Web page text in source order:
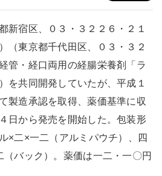
新宿区、０３・３２２６・２１
（東京都千代田区、０３・３２
管・経口両用の経腸栄養剤「ラ
を共同開発していたが、平成１
製造承認を取得、薬価基準に収
日から発売を開始した。包装形
×二×一二（アルミパウチ）、四
バック）。薬価は一二・一〇円